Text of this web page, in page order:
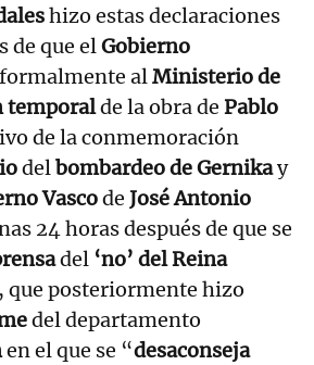
hizo estas declaraciones
de que elGobierno
alMinisterio de
temporalde la obra de Pablo
de la conmemoración
delbombardeo de Gernikay
Vascode José Antonio
24 horas después de que se
del ‘no’ del Reina
que posteriormente hizo
del departamento
en el que se “desaconseja